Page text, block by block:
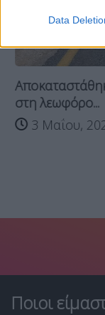
Data
στη λεωφόρο...
3 Μαΐου,
Ποιοι